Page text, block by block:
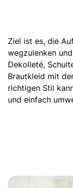
Ziel ist es, die
wegzulenken
Dekolleté,
Brautkleid mit
richtigen Stil
und einfach